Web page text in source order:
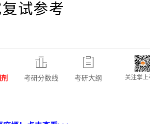
试参考
考研分数线 考研大纲 关注掌上